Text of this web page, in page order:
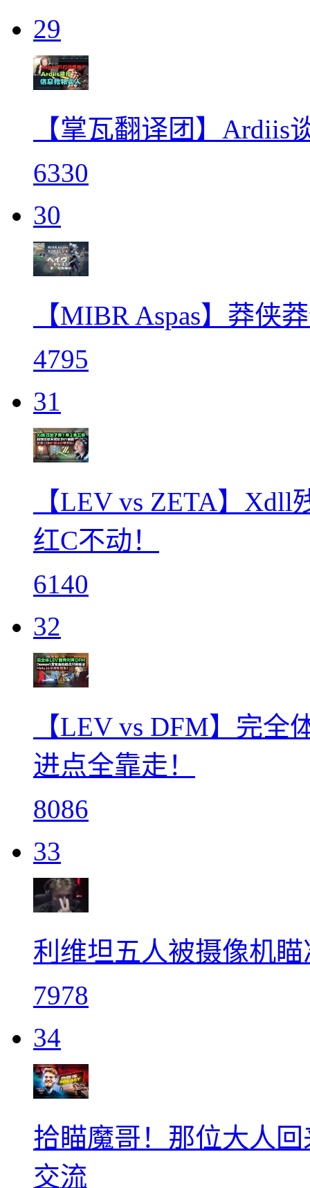
29
【掌瓦翻译团】Ardiis
6330
30
【MIBR Aspas】莽侠
4795
31
【LEV vs ZETA】
红C不动！
6140
32
【LEV vs DFM】完全
进点全靠走！
8086
33
利维坦五人被摄像机
7978
34
拾瞄魔哥！那位大人
交流